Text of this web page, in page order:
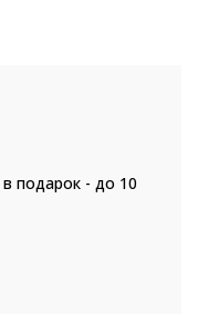
в подарок - до 10